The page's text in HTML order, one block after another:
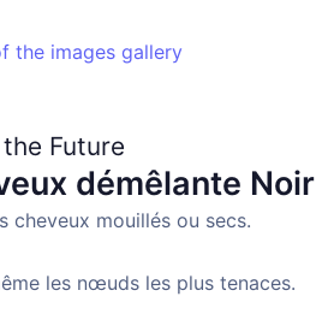
the images gallery
Future
démêlante Noir
cheveux mouillés ou secs.
les nœuds les plus tenaces.